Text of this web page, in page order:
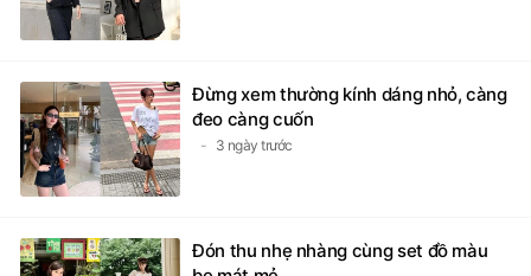
Đừng xem thường kính dáng nhỏ, càng
đeo càng cuốn
3 ngày trước
Đón thu nhẹ nhàng cùng set đồ màu